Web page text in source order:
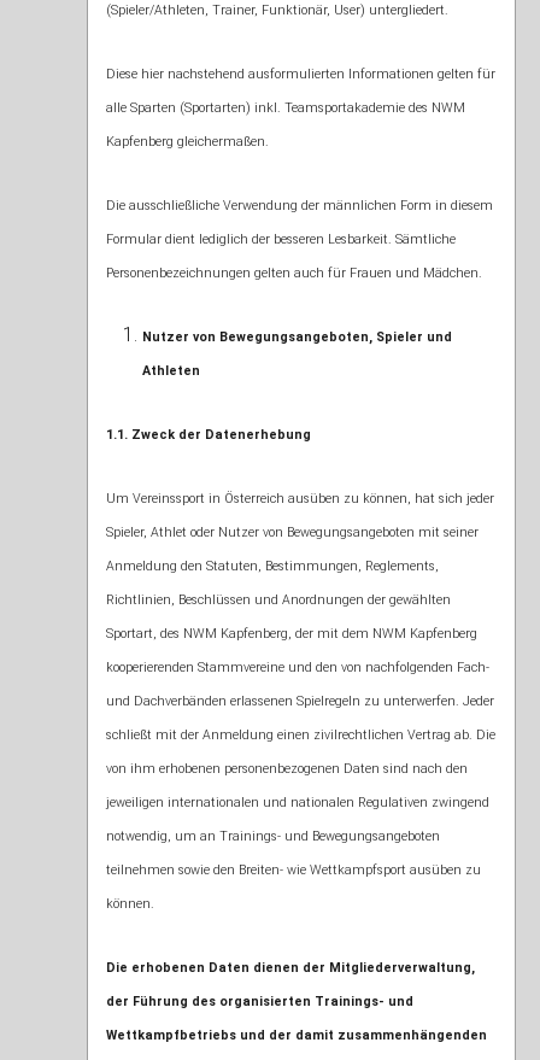
(Spieler/Athleten, Trainer, Funktionär, User) untergliedert.
Diese hier nachstehend ausformulierten Informationen gelten für
alle Sparten (Sportarten) inkl. Teamsportakademie des NWM
Kapfenberg gleichermaßen.
Die ausschließliche Verwendung der männlichen Form in diesem
Formular dient lediglich der besseren Lesbarkeit. Sämtliche
Personenbezeichnungen gelten auch für Frauen und Mädchen.
Nutzer von Bewegungsangeboten, Spieler und
Athleten
1.1. Zweck der Datenerhebung
Um Vereinssport in Österreich ausüben zu können, hat sich jeder
Spieler, Athlet oder Nutzer von Bewegungsangeboten mit seiner
Anmeldung den Statuten, Bestimmungen, Reglements,
Richtlinien, Beschlüssen und Anordnungen der gewählten
Sportart, des NWM Kapfenberg, der mit dem NWM Kapfenberg
kooperierenden Stammvereine und den von nachfolgenden Fach-
und Dachverbänden erlassenen Spielregeln zu unterwerfen. Jeder
schließt mit der Anmeldung einen zivilrechtlichen Vertrag ab. Die
von ihm erhobenen personenbezogenen Daten sind nach den
jeweiligen internationalen und nationalen Regulativen zwingend
notwendig, um an Trainings- und Bewegungsangeboten
teilnehmen sowie den Breiten- wie Wettkampfsport ausüben zu
können.
Die erhobenen Daten dienen der Mitgliederverwaltung,
der Führung des organisierten Trainings- und
Wettkampfbetriebs und der damit zusammenhängenden